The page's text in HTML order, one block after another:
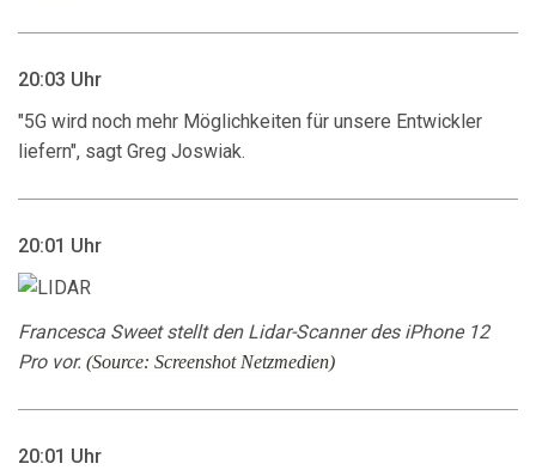
20:03 Uhr
"5G wird noch mehr Möglichkeiten für unsere Entwickler
liefern", sagt Greg Joswiak.
20:01 Uhr
Francesca Sweet stellt den Lidar-Scanner des iPhone 12
Pro vor. (Source: Screenshot Netzmedien)
20:01 Uhr